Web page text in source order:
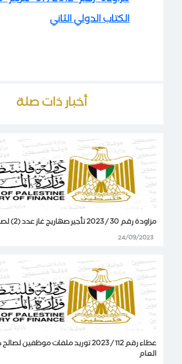
الكتاب الدولي الثاني
أخبار ذات صلة
مزاودة رقم 30 / 2023 تأجير صهاريج غاز عدد (2) لصالح وزارة المالية
24/09/2023
عطاء رقم 112 / 2023 توريد ملفات
العام